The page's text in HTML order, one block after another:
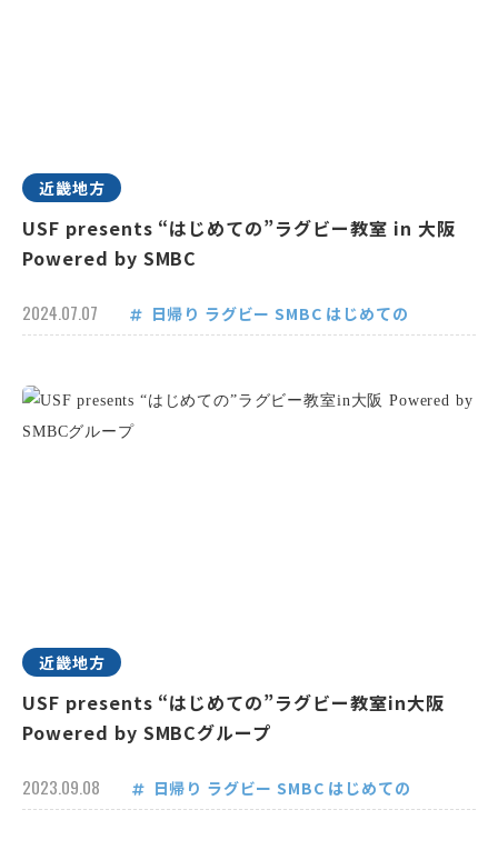
近畿地方
USF presents “はじめての”ラグビー教室 in 大阪
Powered by SMBC
2024.07.07 日帰り ラグビー SMBC はじめての
近畿地方
USF presents “はじめての”ラグビー教室in大阪
Powered by SMBCグループ
2023.09.08 日帰り ラグビー SMBC はじめての